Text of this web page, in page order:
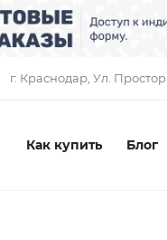
г. Краснодар, ​Ул.
Как купить Блог